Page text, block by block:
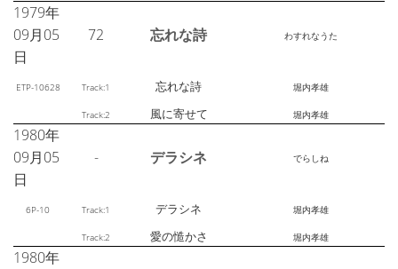
1979年
09月05
日
72 忘れな詩 わすれなうた
ETP-10628 Track:1 忘れな詩 堀内孝雄
Track:2 風に寄せて 堀内孝雄
1980年
09月05
日
- デラシネ でらしね
6P-10 Track:1 デラシネ 堀内孝雄
Track:2 愛の慥かさ 堀内孝雄
1980年